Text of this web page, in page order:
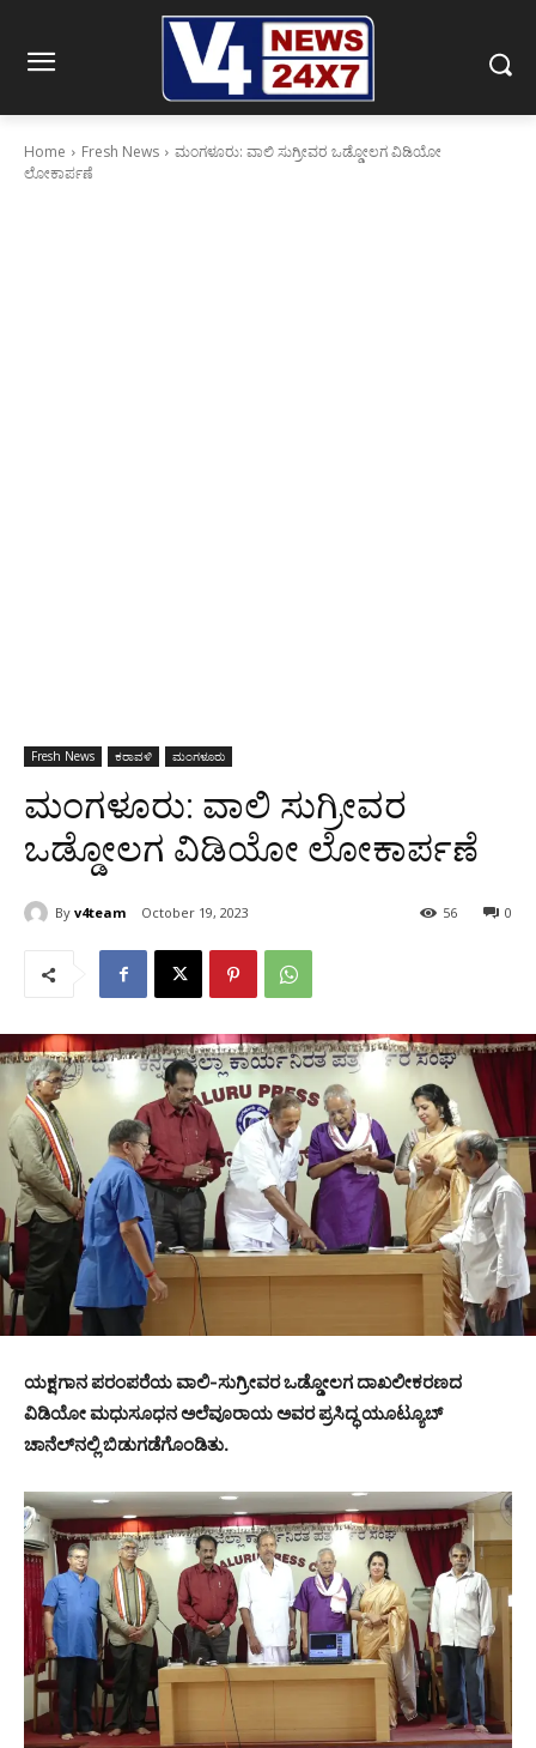
Home Fresh News
ಮಂಗಳೂರು: ವಾಲಿ ಸುಗ್ರೀವರ ಒಡ್ಡೋಲಗ ವಿಡಿಯೋ
ಲೋಕಾರ್ಪಣೆ
Fresh News ಕರಾವಳಿ ಮಂಗಳೂರು
ಮಂಗಳೂರು: ವಾಲಿ ಸುಗ್ರೀವರ
ಒಡ್ಡೋಲಗ ವಿಡಿಯೋ ಲೋಕಾರ್ಪಣೆ
By v4team October 19, 2023 0
56
ಯಕ್ಷಗಾನ ಪರಂಪರೆಯ ವಾಲಿ-ಸುಗ್ರೀವರ ಒಡ್ಡೋಲಗ ದಾಖಲೀಕರಣದ
ವಿಡಿಯೋ ಮಧುಸೂಧನ ಅಲೆವೂರಾಯ ಅವರ ಪ್ರಸಿದ್ಧ ಯೂಟ್ಯೂಬ್
ಚಾನೆಲ್‍ನಲ್ಲಿ ಬಿಡುಗಡೆಗೊಂಡಿತು.